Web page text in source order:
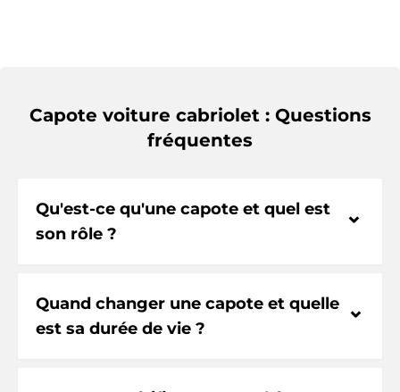
Capote voiture cabriolet : Questions
fréquentes
Qu'est-ce qu'une capote et quel est
son rôle ?
⌃
Quand changer une capote et quelle
est sa durée de vie ?
⌃